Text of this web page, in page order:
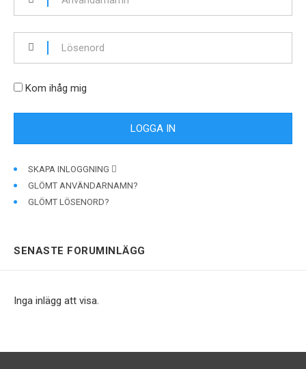
Kom ihåg mig
SKAPA INLOGGNING
GLÖMT ANVÄNDARNAMN?
GLÖMT LÖSENORD?
SENASTE FORUMINLÄGG
Inga inlägg att visa.